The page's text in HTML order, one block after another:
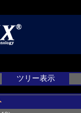
ツリー表示